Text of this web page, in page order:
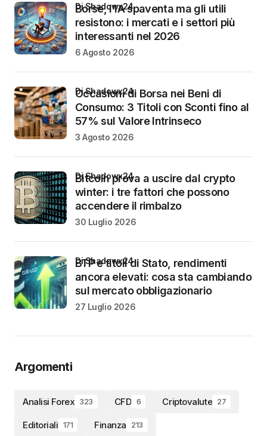
Borse, l’IA spaventa ma gli utili
resistono: i mercati e i settori più
interessanti nel 2026
di Shadowx24
6 Agosto 2026
Occasioni di Borsa nei Beni di
Consumo: 3 Titoli con Sconti fino al
57% sul Valore Intrinseco
di Shadowx24
3 Agosto 2026
Bitcoin prova a uscire dal crypto
winter: i tre fattori che possono
accendere il rimbalzo
di Shadowx24
30 Luglio 2026
BTP e titoli di Stato, rendimenti
ancora elevati: cosa sta cambiando
sul mercato obbligazionario
di Shadowx24
27 Luglio 2026
Argomenti
Analisi Forex 323 CFD 6 Criptovalute 27
Editoriali 171 Finanza 213